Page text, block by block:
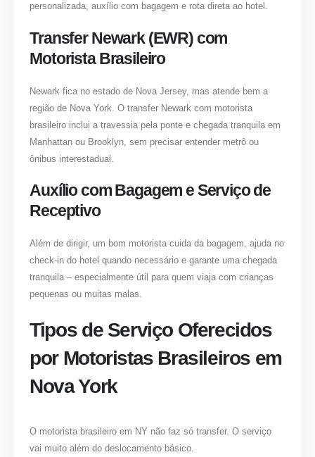
personalizada, auxílio com bagagem e rota direta ao hotel.
Transfer Newark (EWR) com
Motorista Brasileiro
Newark fica no estado de Nova Jersey, mas atende bem a
região de Nova York. O transfer Newark com motorista
brasileiro inclui a travessia pela ponte e chegada tranquila em
Manhattan ou Brooklyn, sem precisar entender metrô ou
ônibus interestadual.
Auxílio com Bagagem e Serviço de
Receptivo
Além de dirigir, um bom motorista cuida da bagagem, ajuda no
check-in do hotel quando necessário e garante uma chegada
tranquila – especialmente útil para quem viaja com crianças
pequenas ou muitas malas.
Tipos de Serviço Oferecidos
por Motoristas Brasileiros em
Nova York
O motorista brasileiro em NY não faz só transfer. O serviço
vai muito além do deslocamento básico.